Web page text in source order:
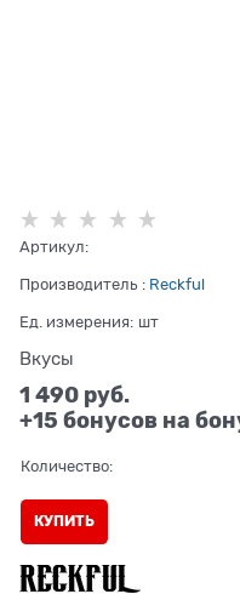
Артикул:
Производитель : Reckful
Ед. измерения: шт
Вкусы
1 490 руб.
+15 бонусов на
Количество:
КУПИТЬ